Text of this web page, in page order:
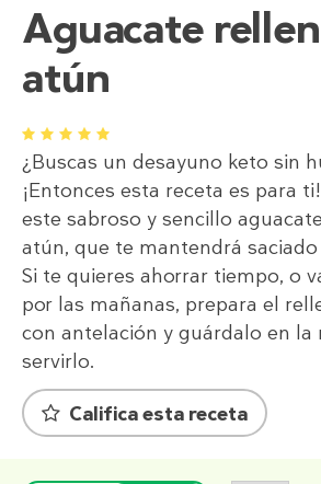
Aguacate
atún
1 2 3 4 5
¿Buscas un desayuno keto sin
¡Entonces esta receta es para
este sabroso y sencillo
atún, que te mantendrá
Si te quieres ahorrar tiempo, o
por las mañanas, prepara el
con antelación y guárdalo en la
servirlo.
Califica esta receta